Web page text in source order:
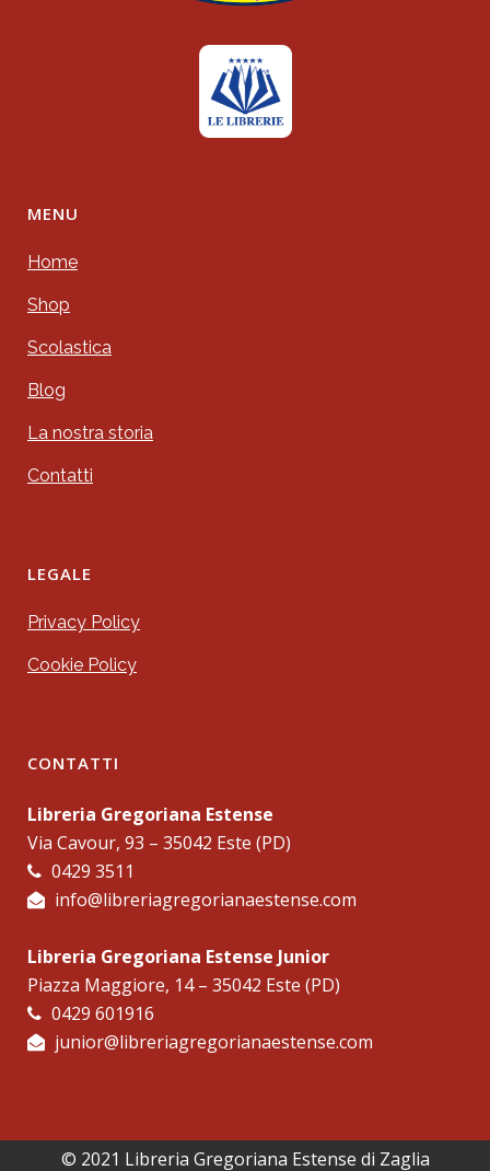
MENU
Home
Shop
Scolastica
Blog
La nostra storia
Contatti
LEGALE
Privacy Policy
Cookie Policy
CONTATTI
Libreria Gregoriana Estense
Via Cavour, 93 – 35042 Este (PD)
0429 3511
info@libreriagregorianaestense.com
Libreria Gregoriana Estense Junior
Piazza Maggiore, 14 – 35042 Este (PD)
0429 601916
junior@libreriagregorianaestense.com
© 2021 Libreria Gregoriana Estense di Zaglia